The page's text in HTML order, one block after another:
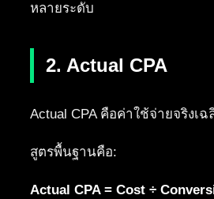
หลายระดับ
2. Actual CPA
Actual CPA คือค่าใช้จ่ายจริงเฉ
สูตรพื้นฐานคือ:
Actual CPA = Cost ÷